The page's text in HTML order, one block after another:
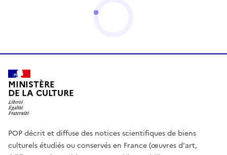
MINISTÈRE
DE LA CULTURE
POP décrit et diffuse des notices scientifiques de biens
culturels étudiés ou conservés en France (œuvres d'art,